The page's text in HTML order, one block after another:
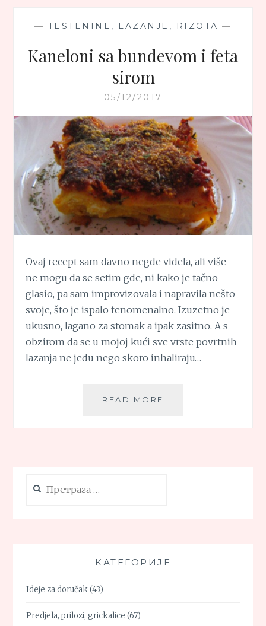
— TESTENINE, LAZANJE, RIZOTA —
Kaneloni sa bundevom i feta
sirom
05/12/2017
Ovaj recept sam davno negde videla, ali više
ne mogu da se setim gde, ni kako je tačno
glasio, pa sam improvizovala i napravila nešto
svoje, što je ispalo fenomenalno. Izuzetno je
ukusno, lagano za stomak a ipak zasitno. A s
obzirom da se u mojoj kući sve vrste povrtnih
lazanja ne jedu nego skoro inhaliraju…
READ MORE
за:
КАТЕГОРИЈЕ
Ideje za doručak(43)
Predjela, prilozi, grickalice (67)